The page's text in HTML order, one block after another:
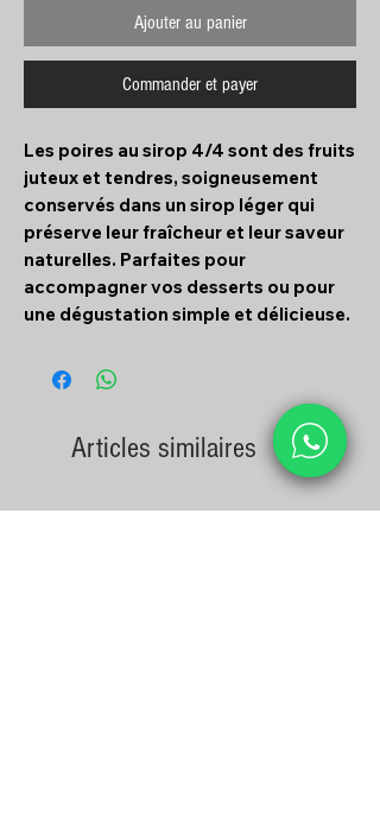
Ajouter au panier
Commander et payer
Les poires au sirop 4/4 sont des fruits
juteux et tendres, soigneusement
conservés dans un sirop léger qui
préserve leur fraîcheur et leur saveur
naturelles. Parfaites pour
accompagner vos desserts ou pour
une dégustation simple et délicieuse.
Articles similaires